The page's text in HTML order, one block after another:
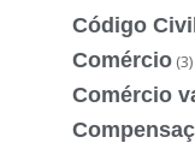
Código
Comércio (3)
Comércio